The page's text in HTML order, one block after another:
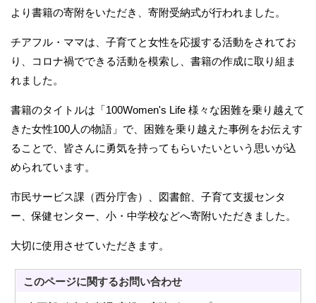
より書籍の寄附をいただき、寄附受納式が行われました。
チアフル・ママは、子育てと女性を応援する活動をされてお
り、コロナ禍でできる活動を模索し、書籍の作成に取り組ま
れました。
書籍のタイトルは「100Women's Life 様々な困難を乗り越えて
きた女性100人の物語」で、困難を乗り越えた事例をお伝えす
ることで、皆さんに勇気を持ってもらいたいという思いが込
められています。
市民サービス課（西分庁舎）、図書館、子育て支援センタ
ー、保健センター、小・中学校などへ寄附いただきました。
大切に使用させていただきます。
このページに関するお問い合わせ